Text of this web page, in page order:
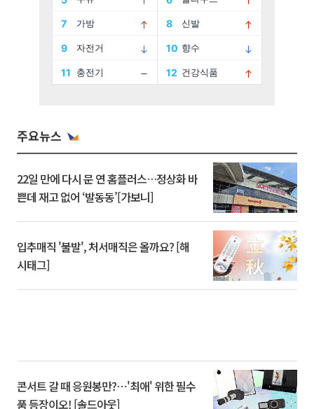
주요뉴스
22일 만에 다시 문 연 홈플러스…정상화 바
쁜데 재고 없어 ‘발동동’[가보니]
입추매직 '불발', 처서매직은 올까요? [해
시태그]
콘서트 갈 때 응원봉만?⋯'최애' 위한 필수
품 등장이오! [솔드아웃]